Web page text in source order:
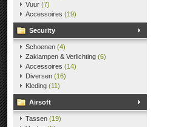
Vuur (7)
Accessoires (19)
Security
Schoenen (4)
Zaklampen & Verlichting (6)
Accessoires (14)
Diversen (16)
Kleding (11)
Airsoft
Tassen (19)